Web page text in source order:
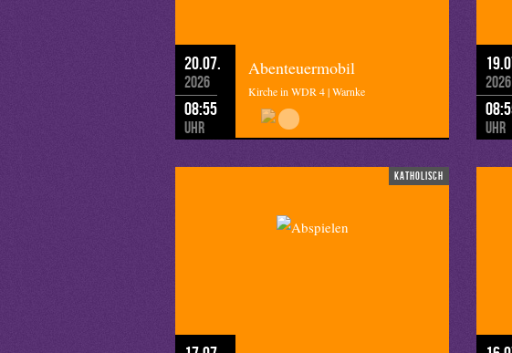
20.07.
2026
08:55
Uhr
Abenteuermobil
Kirche in WDR 4 | Warnke
2026
Uhr
katholisch